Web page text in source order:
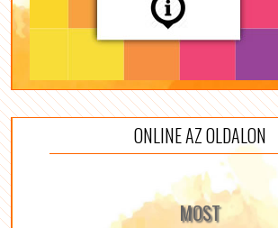
ONLINE AZ OLDALON
MOST